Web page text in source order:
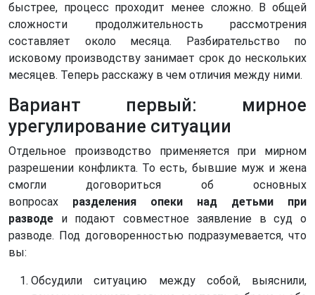
быстрее, процесс проходит менее сложно. В общей
сложности продолжительность рассмотрения
составляет около месяца. Разбирательство по
исковому производству занимает срок до нескольких
месяцев. Теперь расскажу в чем отличия между ними.
Вариант первый: мирное
урегулирование ситуации
Отдельное производство применяется при мирном
разрешении конфликта. То есть, бывшие муж и жена
смогли договориться об основных
вопросах разделения опеки над детьми при
разводе и подают совместное заявление в суд о
разводе. Под договоренностью подразумевается, что
вы:
Обсудили ситуацию между собой, выяснили,